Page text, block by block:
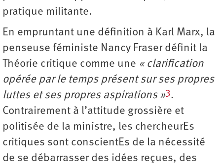
pratique militante.
En empruntant une définition à Karl Marx, la
penseuse féministe Nancy Fraser définit la
Théorie critique comme une « clarification
opérée par le temps présent sur ses propres
luttes et ses propres aspirations »3.
Contrairement à l’attitude grossière et
politisée de la ministre, les chercheurEs
critiques sont conscientEs de la nécessité
de se débarrasser des idées reçues, des